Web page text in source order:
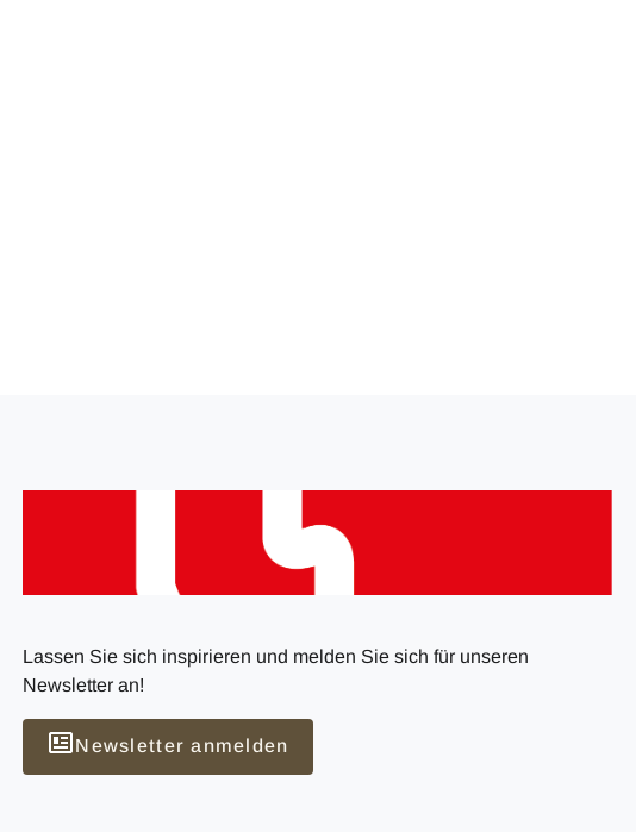
Lassen Sie sich inspirieren und melden Sie sich für unseren
Newsletter an!
Newsletter anmelden